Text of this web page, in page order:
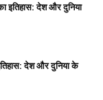
देश और दुनिया
देश और दुनिया के